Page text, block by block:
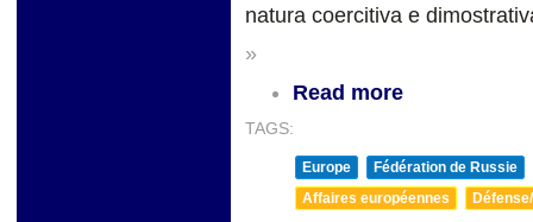
natura coercitiva e
»
Read more
TAGS:
Europe
Fédération de Russie
Affaires européennes